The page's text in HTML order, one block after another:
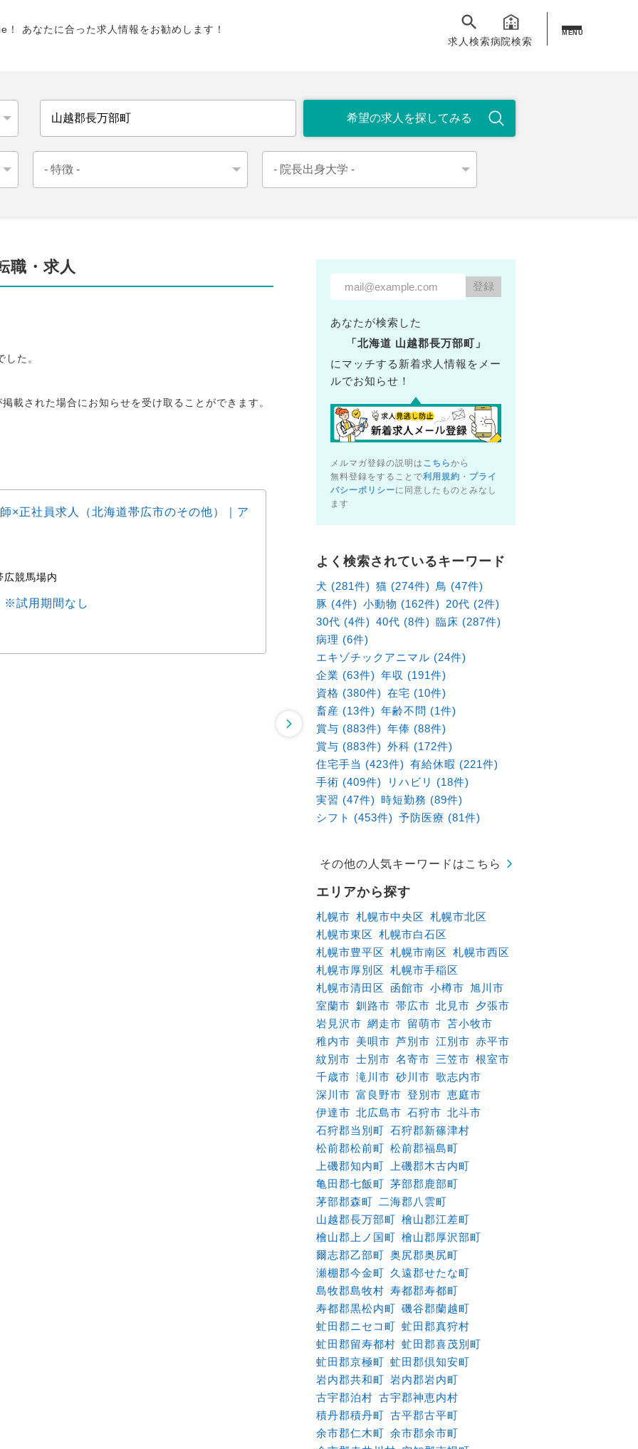
！ あなたに合った求人情報をお勧めします！
求人検索病院検索
MENU
職・求人
た。
載された場合にお知らせを受け取ることができます。
×正社員求人（北海道帯広市のその他）｜ア
競馬場内
※試用期間なし
動物病院（北海道札幌市東区）の獣医師×アルバイト・パート
北海道札幌市東区
時給1,880円～
あなたが検索した
「北海道 山越郡長万部町」
にマッチする新着求人情報をメー
ルでお知らせ！
メルマガ登録の説明は こちらから
無料登録をすることで利用規約 ・ プライ
バシーポリシーに同意したものとみなし
ます
よく検索されているキーワード
犬 (281件) 猫 (274件)
鳥 (47件)
豚 (4件) 小動物 (162件)
20代 (2件)
30代 (4件) 40代 (8件) 臨床 (287件)
病理 (6件)
エキゾチックアニマル (24件)
企業 (63件) 年収 (191件)
資格 (380件) 在宅 (10件)
畜産 (13件) 年齢不問 (1件)
賞与 (883件) 年俸 (88件)
賞与 (883件) 外科 (172件)
住宅手当 (423件) 有給休暇 (221件)
手術 (409件)
リハビリ (18件)
実習 (47件) 時短勤務 (89件)
シフト (453件) 予防医療 (81件)
その他の人気キーワードはこちら
エリアから探す
札幌市 札幌市中央区 札幌市北区
札幌市東区 札幌市白石区
札幌市豊平区 札幌市南区 札幌市西区
札幌市厚別区 札幌市手稲区
札幌市清田区
函館市 小樽市 旭川市
室蘭市 釧路市 帯広市 北見市 夕張市
岩見沢市 網走市 留萌市 苫小牧市
稚内市 美唄市 芦別市 江別市 赤平市
紋別市 士別市 名寄市 三笠市 根室市
千歳市 滝川市 砂川市 歌志内市
深川市 富良野市 登別市 恵庭市
伊達市 北広島市 石狩市 北斗市
石狩郡当別町 石狩郡新篠津村
松前郡松前町 松前郡福島町
上磯郡知内町
上磯郡木古内町
亀田郡七飯町 茅部郡鹿部町
茅部郡森町
二海郡八雲町
山越郡長万部町 檜山郡江差町
檜山郡上ノ国町 檜山郡厚沢部町
爾志郡乙部町 奥尻郡奥尻町
瀬棚郡今金町 久遠郡せたな町
島牧郡島牧村 寿都郡寿都町
寿都郡黒松内町 磯谷郡蘭越町
虻田郡ニセコ町 虻田郡真狩村
虻田郡留寿都村 虻田郡喜茂別町
虻田郡京極町 虻田郡倶知安町
岩内郡共和町 岩内郡岩内町
古宇郡泊村 古宇郡神恵内村
積丹郡積丹町 古平郡古平町
余市郡仁木町 余市郡余市町